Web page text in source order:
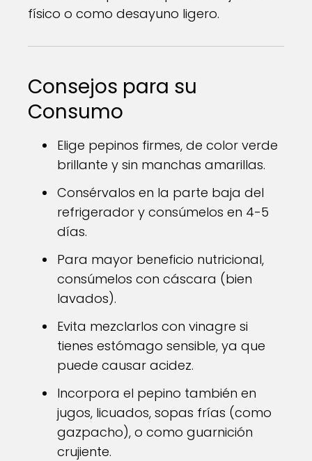
físico o como desayuno ligero.
Consejos para su
Consumo
Elige pepinos firmes, de color verde
brillante y sin manchas amarillas.
Consérvalos en la parte baja del
refrigerador y consúmelos en 4-5
días.
Para mayor beneficio nutricional,
consúmelos con cáscara (bien
lavados).
Evita mezclarlos con vinagre si
tienes estómago sensible, ya que
puede causar acidez.
Incorpora el pepino también en
jugos, licuados, sopas frías (como
gazpacho), o como guarnición
crujiente.